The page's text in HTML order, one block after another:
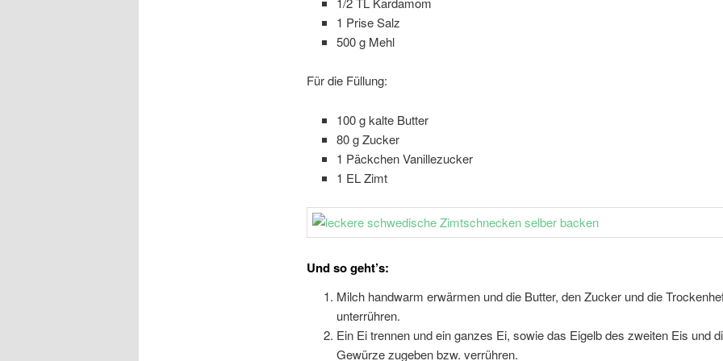
1 Prise Salz
500 g Mehl
Für die Füllung:
100 g kalte Butter
80 g Zucker
1 Päckchen Vanillezucker
1 EL Zimt
Und so geht’s:
Milch handwarm erwärmen und die Butter, den Zucker und die
unterrühren.
Ein Ei trennen und ein ganzes Ei, sowie das Eigelb des zweiten Eis und
Gewürze zugeben bzw. verrühren.